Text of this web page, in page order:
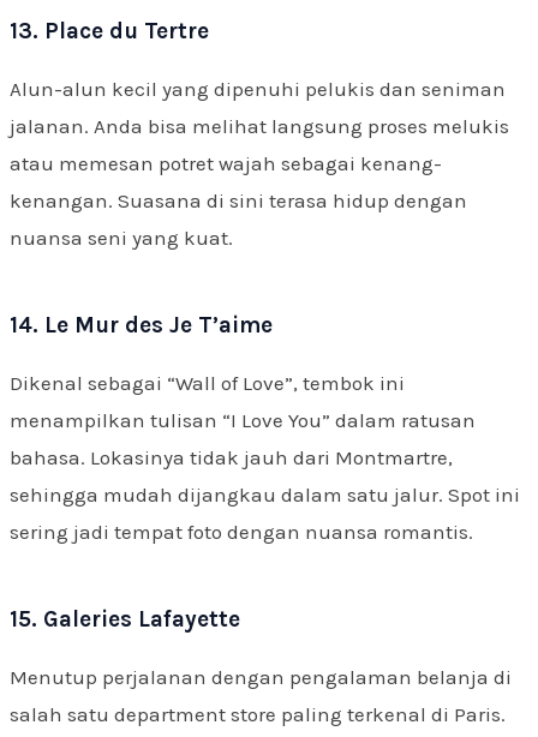
13. Place du Tertre
Alun-alun kecil yang dipenuhi pelukis dan seniman
jalanan. Anda bisa melihat langsung proses melukis
atau memesan potret wajah sebagai kenang-
kenangan. Suasana di sini terasa hidup dengan
nuansa seni yang kuat.
14. Le Mur des Je T’aime
Dikenal sebagai “Wall of Love”, tembok ini
menampilkan tulisan “I Love You” dalam ratusan
bahasa. Lokasinya tidak jauh dari Montmartre,
sehingga mudah dijangkau dalam satu jalur. Spot ini
sering jadi tempat foto dengan nuansa romantis.
15. Galeries Lafayette
Menutup perjalanan dengan pengalaman belanja di
salah satu department store paling terkenal di Paris.